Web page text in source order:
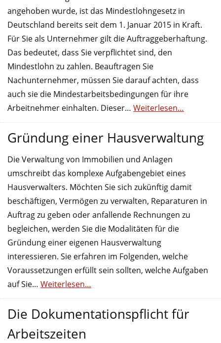
angehoben wurde, ist das Mindestlohngesetz in
Deutschland bereits seit dem 1. Januar 2015 in Kraft.
Für Sie als Unternehmer gilt die Auftraggeberhaftung.
Das bedeutet, dass Sie verpflichtet sind, den
Mindestlohn zu zahlen. Beauftragen Sie
Nachunternehmer, müssen Sie darauf achten, dass
auch sie die Mindestarbeitsbedingungen für ihre
Arbeitnehmer einhalten. Dieser… Weiterlesen…
Gründung einer Hausverwaltung
Die Verwaltung von Immobilien und Anlagen
umschreibt das komplexe Aufgabengebiet eines
Hausverwalters. Möchten Sie sich zukünftig damit
beschäftigen, Vermögen zu verwalten, Reparaturen in
Auftrag zu geben oder anfallende Rechnungen zu
begleichen, werden Sie die Modalitäten für die
Gründung einer eigenen Hausverwaltung
interessieren. Sie erfahren im Folgenden, welche
Voraussetzungen erfüllt sein sollten, welche Aufgaben
auf Sie… Weiterlesen…
Die Dokumentationspflicht für
Arbeitszeiten